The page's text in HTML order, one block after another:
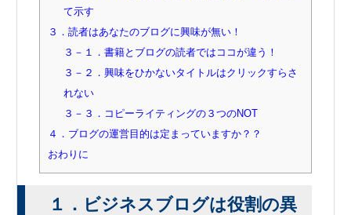
て示す
３．読者はあなたのブログに興味が無い！
３－１．書籍とブログの読者ではココが違う！
３－２．興味をひかないタイトルはクリックすらさ
れない
３－３．コピーライティングの３つのNOT
４．ブログの運営目的は定まっていますか？？
おわりに
１．ビジネスブログは役割の異